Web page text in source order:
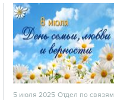
5 июля 2025 Отдел по